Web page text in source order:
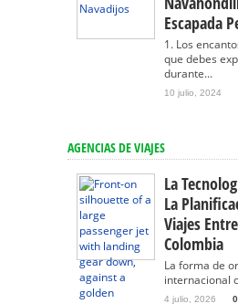
Escapada
1. Los
que debes
durante...
10 julio, 2024
AGENCIAS DE VIAJES
La
La
Viajes
Colombia
La forma de
internacional
4 julio, 2026 0